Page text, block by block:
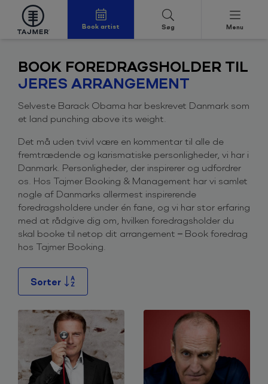
Book artist Søg Menu
BOOK FOREDRAGSHOLDER TIL
JERES ARRANGEMENT
Selveste Barack Obama har beskrevet Danmark som
et land punching above its weight.
Det må uden tvivl være en kommentar til alle de
fremtrædende og karismatiske personligheder, vi har i
Danmark. Personligheder, der inspirerer og udfordrer
os. Hos Tajmer Booking & Management har vi samlet
nogle af Danmarks allermest inspirerende
foredragsholdere under én fane, og vi har stor erfaring
med at rådgive dig om, hvilken foredragsholder du
skal booke til netop dit arrangement – Book foredrag
hos Tajmer Booking.
Sorter